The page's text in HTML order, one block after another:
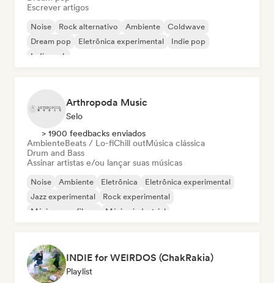
Escrever artigos
Noise Rock alternativo Ambiente
Coldwave
Dream pop
Eletrônica experimental
Indie pop
Indie rock
Arthropoda Music
Selo
> 1900 feedbacks enviados
AmbienteBeats / Lo-fiChill outMúsica clássica
Drum and Bass
Assinar artistas e/ou lançar suas músicas
Noise Ambiente Eletrônica
Eletrônica experimental
Jazz experimental
Rock experimental
Música para filmes
Música industrial
INDIE for WEIRDOS (ChakRakia)
Playlist